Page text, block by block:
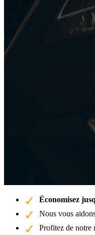
Économisez
Nous vous
Profitez de notre